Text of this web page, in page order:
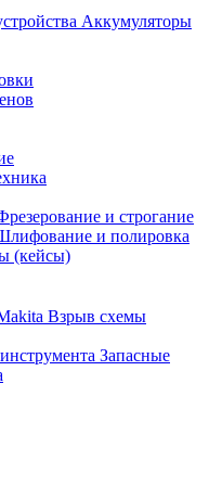
Аккумуляторы
и строгание
и полировка
(кейсы)
Взрыв схемы
Запасные